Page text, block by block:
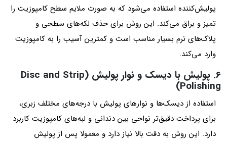
پولیش‌کننده استفاده می‌شود که به صورت ملایم سطح کامپوزیت را
تمیز و براق می‌کند. این روش برای حذف لکه‌های سطحی و
پلاک‌های نرم بسیار مناسب است و کمترین آسیب را به کامپوزیت
وارد می‌کند.
6. پولیش با دیسک و نوار پولیش (Disc and Strip
Polishing)
استفاده از دیسک‌ها و نوارهای پولیش با درجه‌های مختلف زبری،
برای پرداخت دقیق‌تر نواحی بین دندانی و لبه‌های کامپوزیت کاربرد
دارد. این روش به دقت بالا نیاز دارد و معمولا پس از پولیش